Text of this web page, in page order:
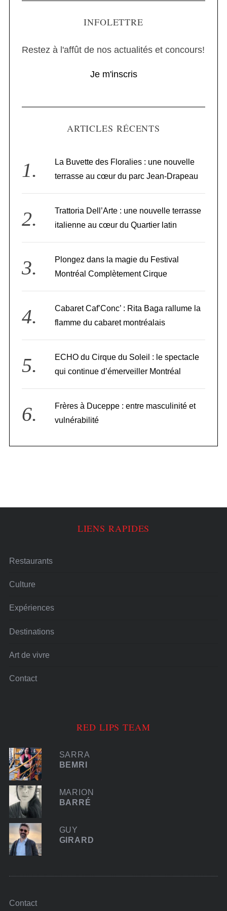
INFOLETTRE
Restez à l'affût de nos actualités et concours!
Je m'inscris
ARTICLES RÉCENTS
La Buvette des Floralies : une nouvelle
terrasse au cœur du parc Jean-Drapeau
Trattoria Dell’Arte : une nouvelle terrasse
italienne au cœur du Quartier latin
Plongez dans la magie du Festival
Montréal Complètement Cirque
Cabaret Caf’Conc’ : Rita Baga rallume la
flamme du cabaret montréalais
ECHO du Cirque du Soleil : le spectacle
qui continue d’émerveiller Montréal
Frères à Duceppe : entre masculinité et
vulnérabilité
LIENS RAPIDES
Restaurants
Culture
Expériences
Destinations
Art de vivre
Contact
RED LIPS TEAM
SARRA
BEMRI
MARION
BARRÉ
GUY
GIRARD
Contact